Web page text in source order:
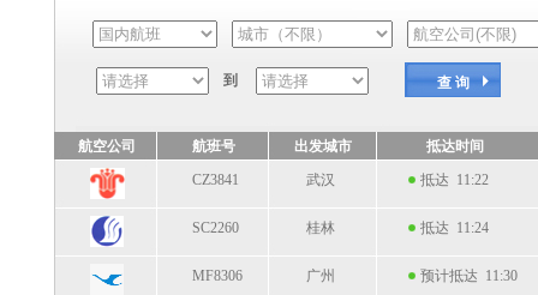
到 查 询
航空公司 航班号 出发城市
抵达时间
CZ3841
武汉 抵达 11:22
SC2260 桂林 抵达 11:24
MF8306 广州 预计抵达 11:30